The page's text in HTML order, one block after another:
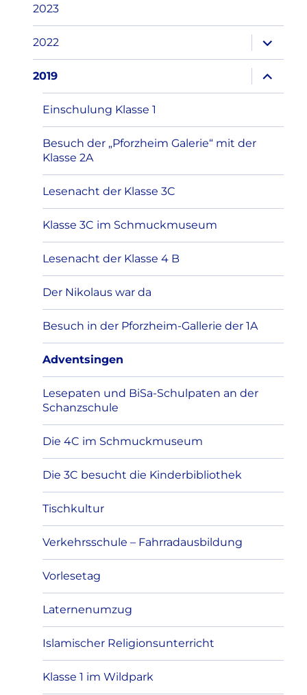
2023
2022
öffnen
2019
öffnen
Einschulung Klasse 1
Besuch der „Pforzheim Galerie“ mit der
Klasse 2A
Lesenacht der Klasse 3C
Klasse 3C im Schmuckmuseum
Lesenacht der Klasse 4 B
Der Nikolaus war da
Besuch in der Pforzheim-Gallerie der 1A
Adventsingen
Lesepaten und BiSa-Schulpaten an der
Schanzschule
Die 4C im Schmuckmuseum
Die 3C besucht die Kinderbibliothek
Tischkultur
Verkehrsschule – Fahrradausbildung
Vorlesetag
Laternenumzug
Islamischer Religionsunterricht
Klasse 1 im Wildpark